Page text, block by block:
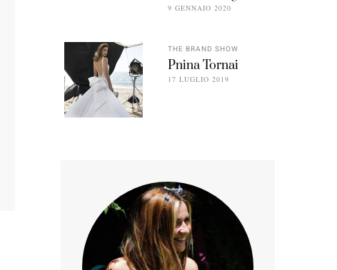
9 GENNAIO 2020
THE BRAND SHOW
Pnina Tornai
17 LUGLIO 2019